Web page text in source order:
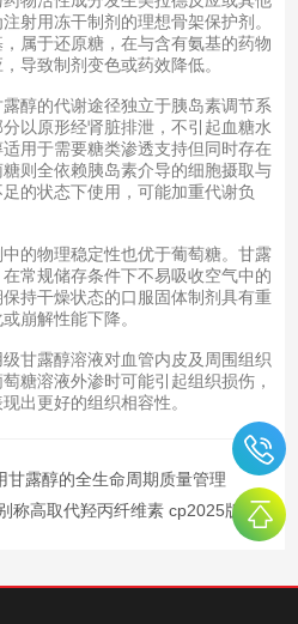
射用冻干制剂的理想骨架保护剂。
属于还原糖，在与含有氨基的药物
导致制剂变色或药效降低。
的代谢途径独立于胰岛素调节系
以原形经肾脏排泄，不引起血糖水
用于需要糖类渗透支持但同时存在
则全依赖胰岛素介导的细胞摄取与
的状态下使用，可能加重代谢负
物理稳定性也优于葡萄糖。甘露
常规储存条件下不易吸收空气中的
持干燥状态的口服固体制剂具有重
崩解性能下降。
露醇溶液对血管内皮及周围组织
糖溶液外渗时可能引起组织损伤，
出更好的组织相容性。
甘露醇的全生命周期质量管理
取代羟丙纤维素 cp2025版药典标准